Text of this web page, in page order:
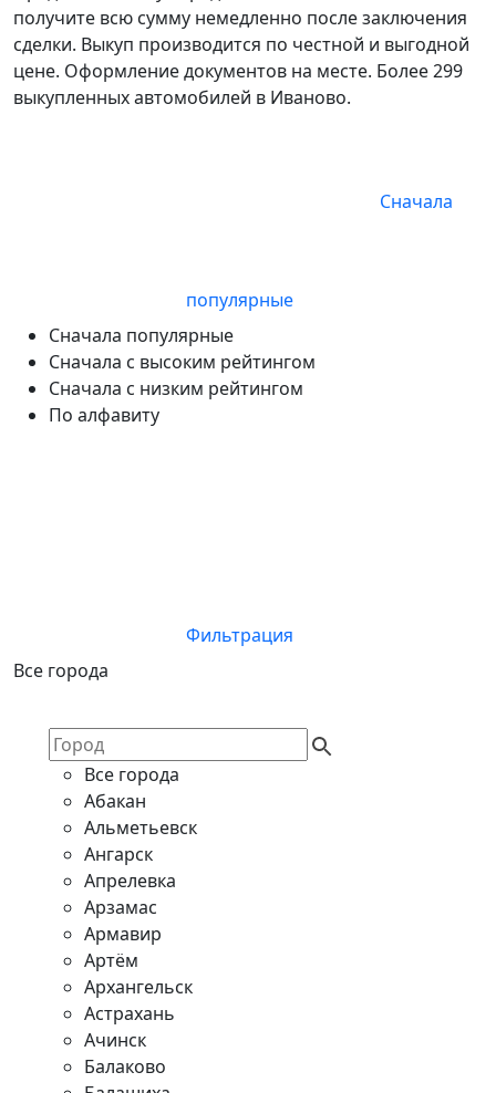
получите всю сумму немедленно после заключения
сделки. Выкуп производится по честной и выгодной
цене. Оформление документов на месте. Более 299
выкупленных автомобилей в Иваново.
Сначала
популярные
Сначала популярные
Сначала с высоким рейтингом
Сначала с низким рейтингом
По алфавиту
Фильтрация
Все города
Все города
Абакан
Альметьевск
Ангарск
Апрелевка
Арзамас
Армавир
Артём
Архангельск
Астрахань
Ачинск
Балаково